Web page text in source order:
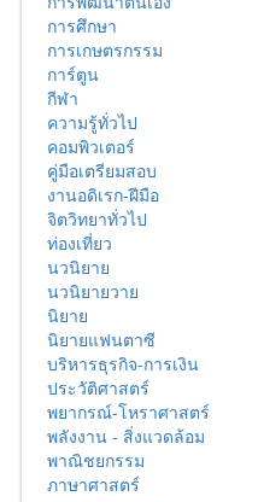
การศึกษา
การเกษตรกรรม
การ์ตูน
กีฬา
ความรู้ทั่วไป
คอมพิวเตอร์
คู่มือเตรียมสอบ
งานอดิเรก-ฝีมือ
จิตวิทยาทั่วไป
ท่องเที่ยว
นวนิยาย
นวนิยายวาย
นิยาย
นิยายแฟนตาซี
บริหารธุรกิจ-การเงิน
ประวัติศาสตร์
พยากรณ์-โหราศาสตร์
พลังงาน - สิ่งแวดล้อม
พาณิชยกรรม
ภาษาศาสตร์